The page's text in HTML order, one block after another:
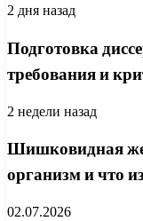
2 дня назад
Подготовка
требования и
2 недели назад
Шишковидная
организм и что
02.07.2026